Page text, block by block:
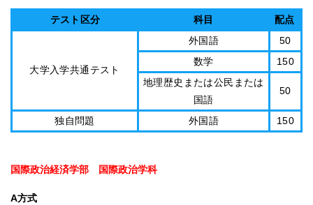
テスト区分 科目 配点
大学入学共通テスト
外国語
50
数学
150
地理歴史または公民または
国語
50
独自問題 外国語 150
国際政治経済学部 国際政治学科
A方式